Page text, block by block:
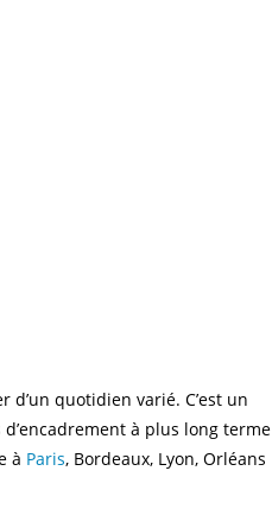
quotidien varié. C’est un
à plus long terme
à Paris, Bordeaux, Lyon, Orléans